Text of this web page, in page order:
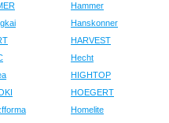
Hammer
Hanskonner
HARVEST
Hecht
HIGHTOP
HOEGERT
Homelite